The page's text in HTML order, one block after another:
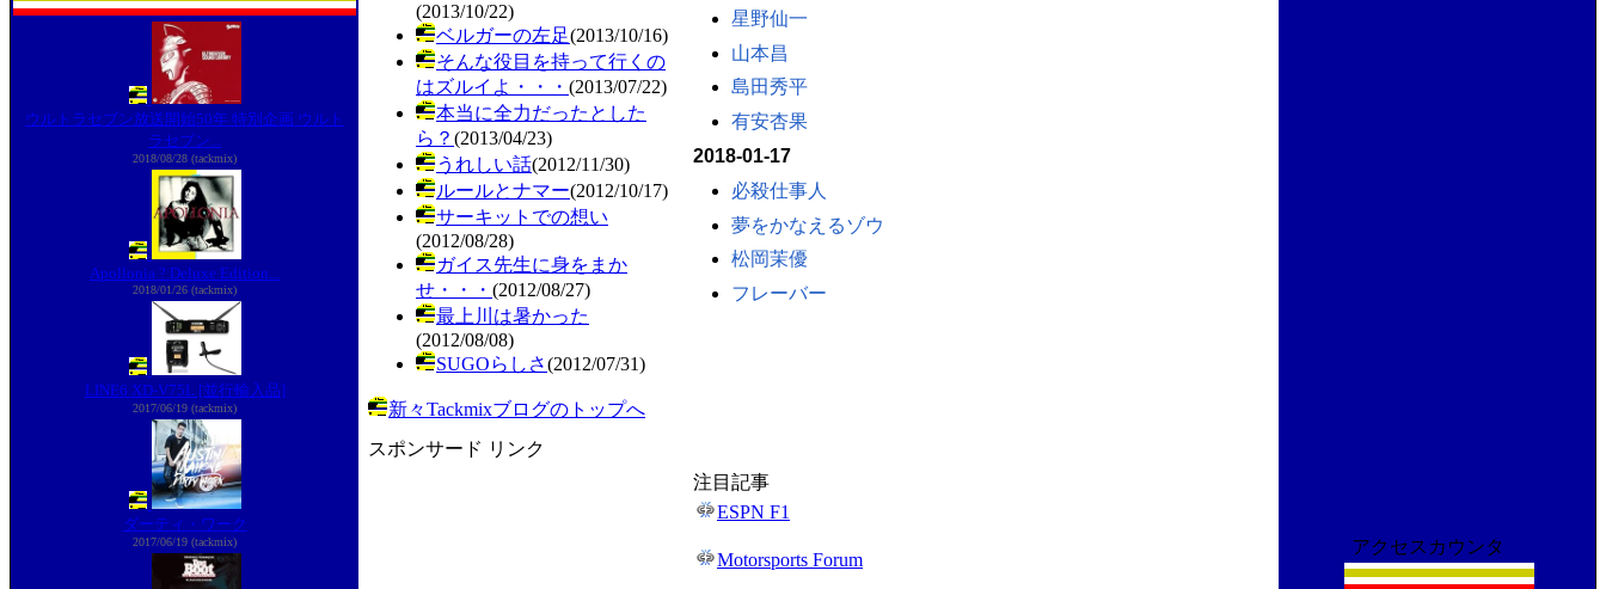
ウルトラセブン放送開始50年 特別企画 ウルト
ラセブン...
2018/08/28 (tackmix)
Apollonia ? Deluxe Edition...
2018/01/26 (tackmix)
LINE6 XD-V75L [並行輸入品]
2017/06/19 (tackmix)
ダーティ・ワーク
2017/06/19 (tackmix)
(2013/10/22)
ベルガーの左足(2013/10/16)
そんな役目を持って行くの
はズルイよ・・・ (2013/07/22)
本当に全力だったとした
ら？ (2013/04/23)
うれしい話(2012/11/30)
ルールとナマー(2012/10/17)
サーキットでの想い
(2012/08/28)
ガイス先生に身をまか
せ・・・ (2012/08/27)
最上川は暑かった
(2012/08/08)
SUGOらしさ(2012/07/31)
新々Tackmixブログのトップへ
星野仙一
山本昌
島田秀平
有安杏果
2018-01-17
必殺仕事人
夢をかなえるゾウ
松岡茉優
フレーバー
スポンサード リンク
注目記事
ESPN F1
Motorsports Forum
アクセスカウンタ